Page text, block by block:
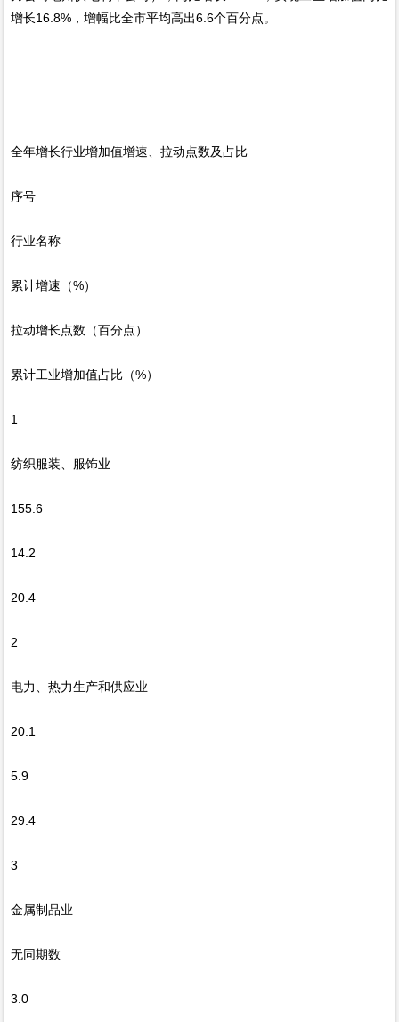
增长16.8%，增幅比全市平均高出6.6个百分点。
全年增长行业增加值增速、拉动点数及占比
序号
行业名称
累计增速（%）
拉动增长点数（百分点）
累计工业增加值占比（%）
1
纺织服装、服饰业
155.6
14.2
20.4
2
电力、热力生产和供应业
20.1
5.9
29.4
3
金属制品业
无同期数
3.0